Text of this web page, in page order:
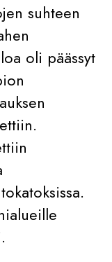
suhteen
oli päässyt